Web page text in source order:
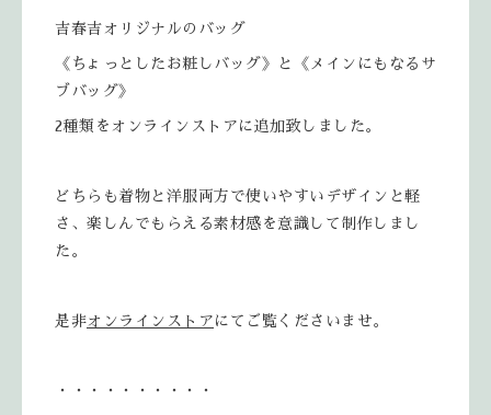
吉春吉オリジナルのバッグ
《ちょっとしたお粧しバッグ》と《メインにもなるサ
ブバッグ》
2種類をオンラインストアに追加致しました。
どちらも着物と洋服両方で使いやすいデザインと軽
さ、楽しんでもらえる素材感を意識して制作しまし
た。
是非オンラインストア にてご覧くださいませ。
・・・・・・・・・・